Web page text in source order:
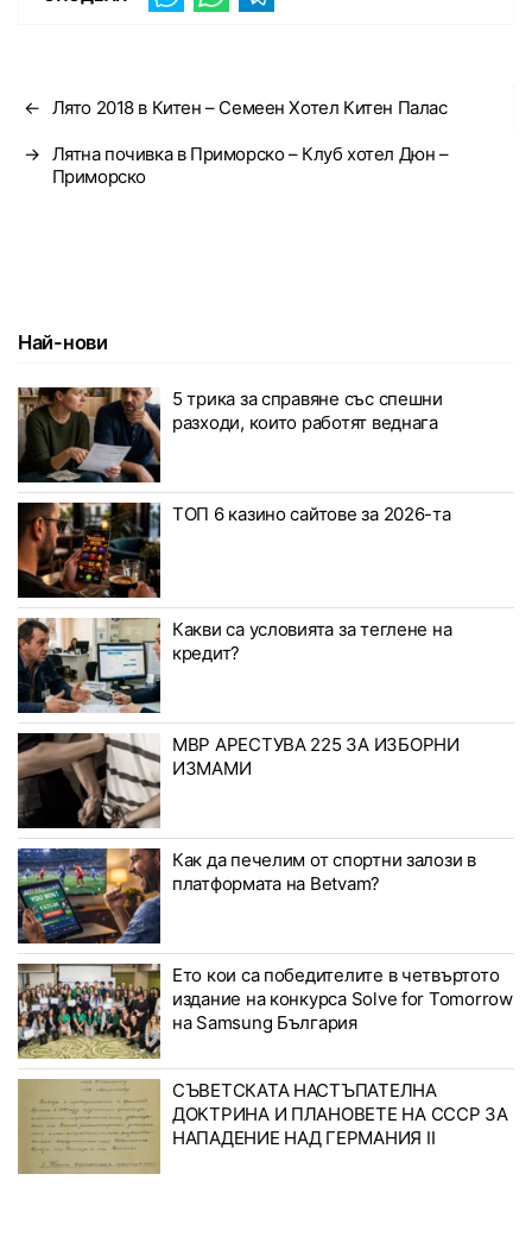
← Лято 2018 в Китен – Семеен Хотел Китен Палас
→ Лятна почивка в Приморско – Клуб хотел Дюн –
Приморско
Най-нови
5 трика за справяне със спешни
разходи, които работят веднага
ТОП 6 казино сайтове за 2026-та
Какви са условията за теглене на
кредит?
МВР АРЕСТУВА 225 ЗА ИЗБОРНИ
ИЗМАМИ
Как да печелим от спортни залози в
платформата на Betvam?
Ето кои са победителите в четвъртото
издание на конкурса Solve for Tomorrow
на Samsung България
СЪВЕТСКАТА НАСТЪПАТЕЛНА
ДОКТРИНА И ПЛАНОВЕТЕ НА СССР ЗА
НАПАДЕНИЕ НАД ГЕРМАНИЯ II